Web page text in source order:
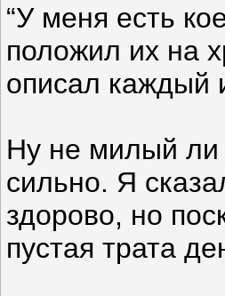
“У меня есть
положил их на
описал каждый
Ну не милый ли
сильно. Я
здорово, но
пустая трата